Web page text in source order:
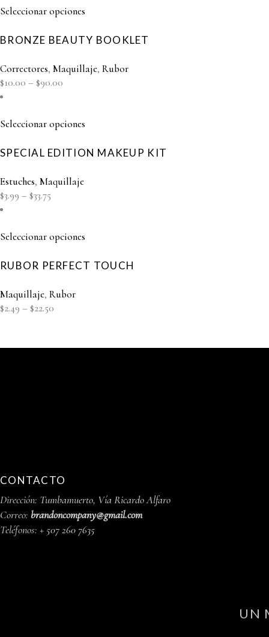
Seleccionar opciones
BRONZE BEAUTY BOOKLET
Correctores, Maquillaje, Rubor
$10.00 – $90.00
Seleccionar opciones
SPECIAL EDITION MAKEUP KIT
Estuches, Maquillaje
$3.99 – $33.75
Seleccionar opciones
RUBOR PERFECT TOUCH
Maquillaje, Rubor
$2.49 – $22.50
CONTACTO
Dirección: Tumbamuerto, Vía Ricardo Alfaro
Correo: brandoncompany@gmail.com
Teléfonos: + 507 260 7635
UN